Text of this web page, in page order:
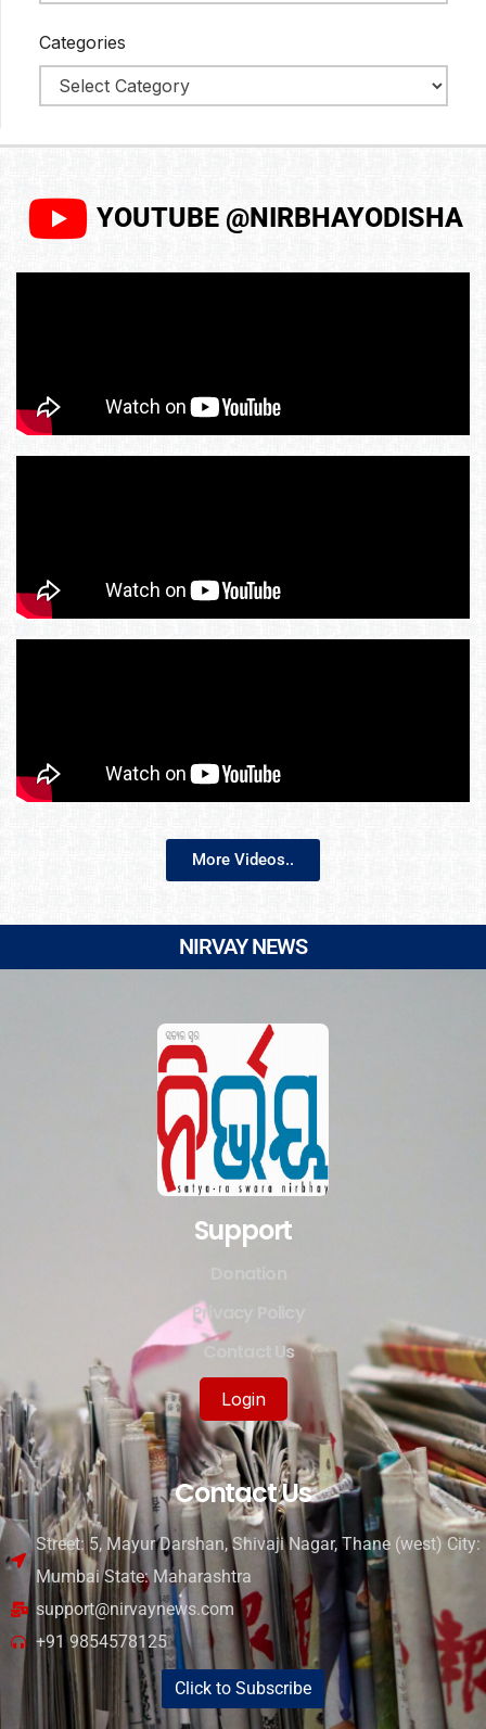
Categories
YOUTUBE @NIRBHAYODISHA
More Videos..
NIRVAY NEWS
Support
Privacy Policy
Contact Us
Login
Contact Us
Street: 5, Mayur Darshan, Shivaji Nagar, Thane (west) City:
Mumbai State: Maharashtra
support@nirvaynews.com
+91 9854578125
Click to Subscribe